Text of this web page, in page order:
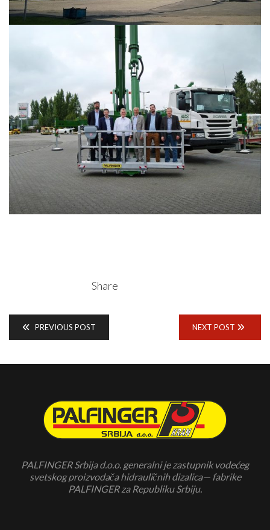
Share
PREVIOUS POST NEXT POST
PALFINGER Srbija d.o.o. generalni je zastupnik vodećeg
svetskog proizvodača hidrauličnih dizalica— fabrike
PALFINGER za Republiku Srbiju.